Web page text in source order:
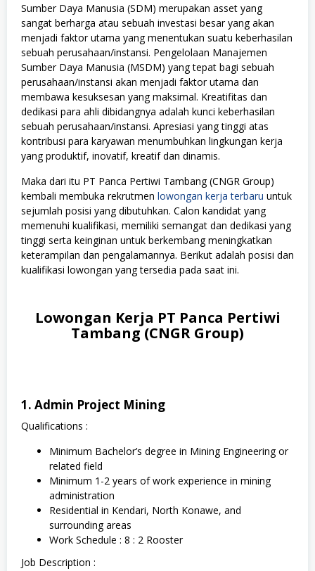
Sumber Daya Manusia (SDM) merupakan asset yang
sangat berharga atau sebuah investasi besar yang akan
menjadi faktor utama yang menentukan suatu keberhasilan
sebuah perusahaan/instansi. Pengelolaan Manajemen
Sumber Daya Manusia (MSDM) yang tepat bagi sebuah
perusahaan/instansi akan menjadi faktor utama dan
membawa kesuksesan yang maksimal. Kreatifitas dan
dedikasi para ahli dibidangnya adalah kunci keberhasilan
sebuah perusahaan/instansi. Apresiasi yang tinggi atas
kontribusi para karyawan menumbuhkan lingkungan kerja
yang produktif, inovatif, kreatif dan dinamis.
Maka dari itu PT Panca Pertiwi Tambang (CNGR Group)
kembali membuka rekrutmen lowongan kerja terbaru untuk
sejumlah posisi yang dibutuhkan. Calon kandidat yang
memenuhi kualifikasi, memiliki semangat dan dedikasi yang
tinggi serta keinginan untuk berkembang meningkatkan
keterampilan dan pengalamannya. Berikut adalah posisi dan
kualifikasi lowongan yang tersedia pada saat ini.
Lowongan Kerja PT Panca Pertiwi
Tambang (CNGR Group)
1. Admin Project Mining
Qualifications :
Minimum Bachelor’s degree in Mining Engineering or
related field
Minimum 1-2 years of work experience in mining
administration
Residential in Kendari, North Konawe, and
surrounding areas
Work Schedule : 8 : 2 Rooster
Job Description :